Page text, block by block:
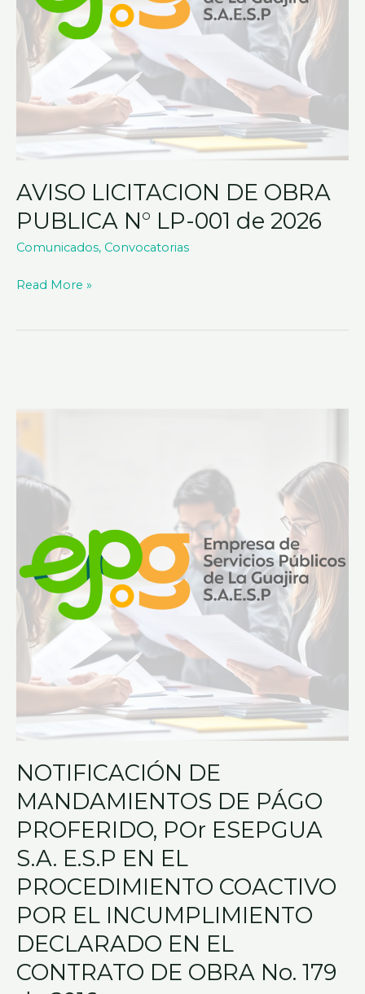
AVISO LICITACION DE OBRA
PUBLICA N° LP-001 de 2026
Comunicados, Convocatorias
de
2026
Read More »
NOTIFICACIÓN DE
MANDAMIENTOS DE PÁGO
PROFERIDO, POr ESEPGUA
S.A. E.S.P EN EL
PROCEDIMIENTO COACTIVO
POR EL INCUMPLIMIENTO
DECLARADO EN EL
CONTRATO DE OBRA No. 179
DE
PROFERIDO,
POr
ESEPGUA
S.A.
E.S.P
EN
PROCEDIMIENTO
COACTIVO
INCUMPLIMIENTO
DECLARADO
EL
CONTRATO
DE
No.
179
de
2016